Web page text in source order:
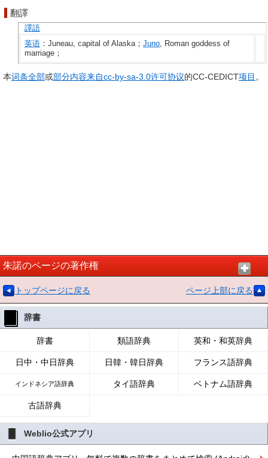
翻譯
譯語
英语 ：Juneau, capital of Alaska； Juno, Roman goddess of
marriage；
本词条全部或部分内容来自cc-by-sa-3.0许可协议的CC-CEDICT项目 。
朱諾のページの著作権
トップページに戻る ページ上部に戻る
辞書
辞書 類語辞典 英和・和英辞典
日中・中日辞典 日韓・韓日辞典 フランス語辞典
インドネシア語辞典 タイ語辞典 ベトナム語辞典
古語辞典
Weblio公式アプリ